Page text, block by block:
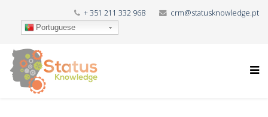
+ 351 211 332 968 crm@statusknowledge.pt
Portuguese